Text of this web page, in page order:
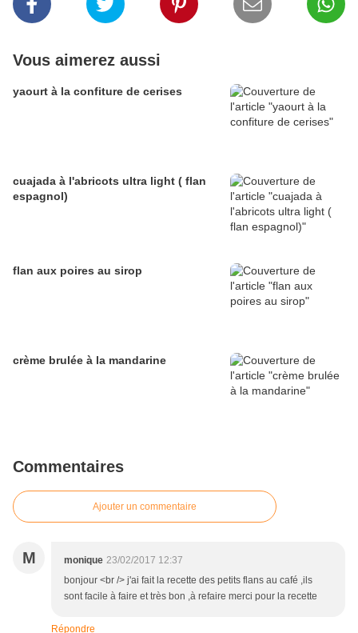
Vous aimerez aussi
yaourt à la confiture de cerises
cuajada à l'abricots ultra light ( flan
espagnol)
flan aux poires au sirop
crème brulée à la mandarine
Commentaires
Ajouter un commentaire
M monique 23/02/2017 12:37
bonjour <br /> j'ai fait la recette des petits flans au café ,ils
sont facile à faire et très bon ,à refaire merci pour la recette
Répondre